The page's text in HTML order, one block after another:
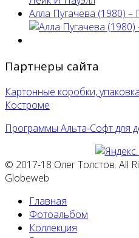
Алла Пугачева (1980)
Партнеры сайта
Картонные коробки,
Костроме
Программы Альта-Софт для
© 2017-18 Олег Толстов. All
Globeweb
Главная
Фотоальбом
Коллекция